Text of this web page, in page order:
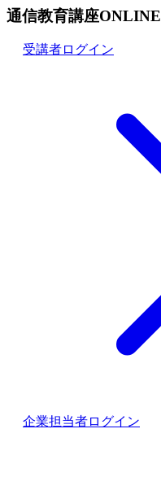
通信教育講座ONLINE
受講者ログイン
企業担当者ログイン